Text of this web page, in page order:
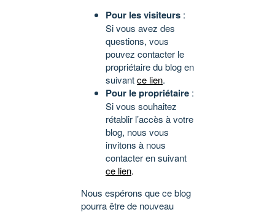
Pour les visiteurs :
Si vous avez des
questions, vous
pouvez contacter le
propriétaire du blog en
suivantce lien.
Pour le propriétaire :
Si vous souhaitez
rétablir l’accès à votre
blog, nous vous
invitons à nous
contacter en suivant
ce lien.
Nous espérons que ce blog
pourra être de nouveau